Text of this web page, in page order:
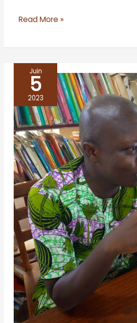
Read More »
Juin
5
2023
BENIN/Bohicon